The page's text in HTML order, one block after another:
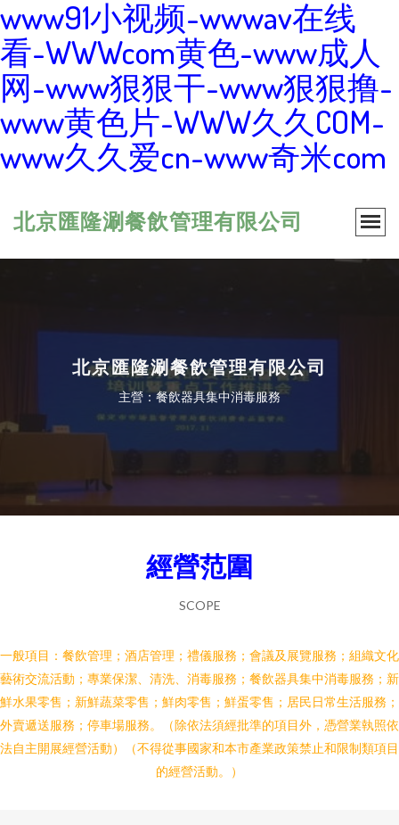
www91小视频-wwwav在线
看-WWWcom黄色-www成人
网-www狠狠干-www狠狠撸-
www黄色片-WWW久久COM-
www久久爱cn-www奇米com
北京匯隆涮餐飲管理有限公司
北京匯隆涮餐飲管理有限公司
主營：餐飲器具集中消毒服務
經營范圍
SCOPE
一般項目：餐飲管理；酒店管理；禮儀服務；會議及展覽服務；組織文化
藝術交流活動；專業保潔、清洗、消毒服務；餐飲器具集中消毒服務；新
鮮水果零售；新鮮蔬菜零售；鮮肉零售；鮮蛋零售；居民日常生活服務；
外賣遞送服務；停車場服務。（除依法須經批準的項目外，憑營業執照依
法自主開展經營活動）（不得從事國家和本市產業政策禁止和限制類項目
的經營活動。）